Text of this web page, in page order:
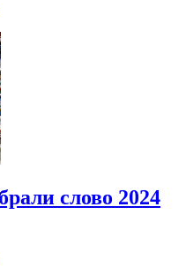
слово 2024